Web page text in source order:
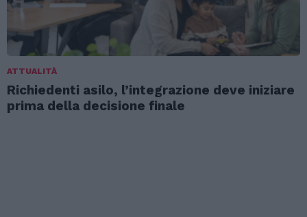
ATTUALITÀ
Richiedenti asilo, l’integrazione deve iniziare
prima della decisione finale